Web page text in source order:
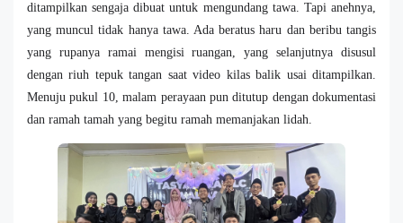
ditampilkan sengaja dibuat untuk mengundang tawa. Tapi anehnya,
yang muncul tidak hanya tawa. Ada beratus haru dan beribu tangis
yang rupanya ramai mengisi ruangan, yang selanjutnya disusul
dengan riuh tepuk tangan saat video kilas balik usai ditampilkan.
Menuju pukul 10, malam perayaan pun ditutup dengan dokumentasi
dan ramah tamah yang begitu ramah memanjakan lidah.